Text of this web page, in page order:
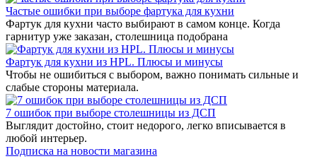
Частые ошибки при выборе фартука для кухни
Фартук для кухни часто выбирают в самом конце. Когда
гарнитур уже заказан, столешница подобрана
Фартук для кухни из HPL. Плюсы и минусы
Чтобы не ошибиться с выбором, важно понимать сильные и
слабые стороны материала.
7 ошибок при выборе столешницы из ДСП
Выглядит достойно, стоит недорого, легко вписывается в
любой интерьер.
Подписка на новости магазина